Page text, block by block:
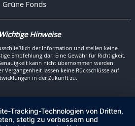
Grüne Fonds
Wichtige Hinweise
der Information und stellen keine
Empfehlung dar. Eine Gewähr für Richtigkeit,
kann nicht übernommen werden.
Vergangenheit lassen keine Rückschlüsse auf
in der Zukunft zu.
Tracking-Technologien von Dritten,
stetig zu verbessern und